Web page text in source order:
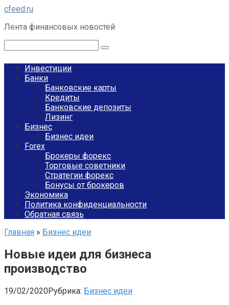
Перейти
контенту
cfeed.ru
Лента финансовых новостей
Инвестиции
Банки
Банковские карты
Кредиты
Банковские депозиты
Лизинг
Бизнес
Бизнес идеи
Forex
Брокеры форекс
Торговые советники
Стратегии форекс
Бонусы от брокеров
Экономика
Политика конфиденциальности
Обратная связь
Главная » Бизнес идеи
Новые идеи для бизнеса
производство
19/02/2020Рубрика: Бизнес идеи